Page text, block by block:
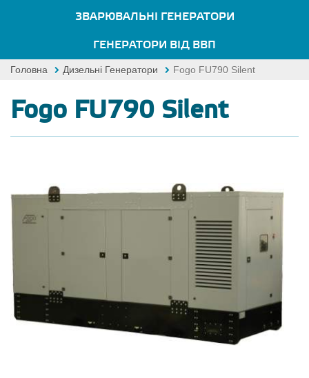
ЗВАРЮВАЛЬНІ ГЕНЕРАТОРИ
ГЕНЕРАТОРИ ВІД ВВП
Головна Дизельні Генератори Fogo FU790 Silent
Fogo FU790 Silent